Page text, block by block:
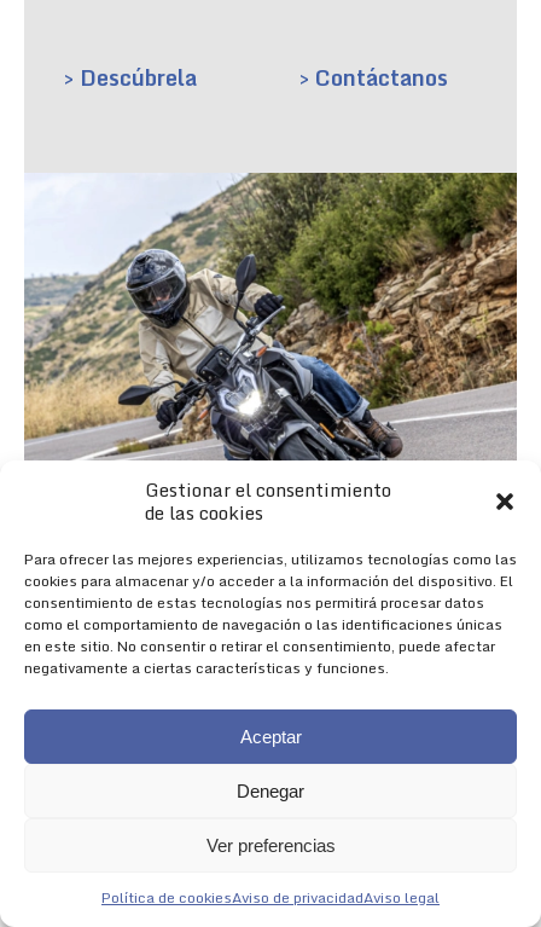
Gestionar el consentimiento
de las cookies
Para ofrecer las mejores experiencias, utilizamos tecnologías como las
cookies para almacenar y/o acceder a la información del dispositivo. El
consentimiento de estas tecnologías nos permitirá procesar datos
como el comportamiento de navegación o las identificaciones únicas
en este sitio. No consentir o retirar el consentimiento, puede afectar
negativamente a ciertas características y funciones.
Aceptar
Denegar
Ver preferencias
Política de cookiesAviso de privacidadAviso legal
> Descúbrela > Contáctanos
NACIDA PARA IMPRESIONAR